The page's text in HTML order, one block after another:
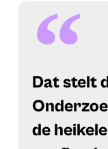
Dat stelt
de